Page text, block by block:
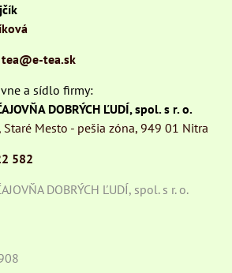
tea@e-tea.sk
a sídlo firmy:
DOBRÝCH ĽUDÍ, spol. s r. o.
Mesto - pešia zóna, 949 01 Nitra
582
DOBRÝCH ĽUDÍ, spol. s r. o.